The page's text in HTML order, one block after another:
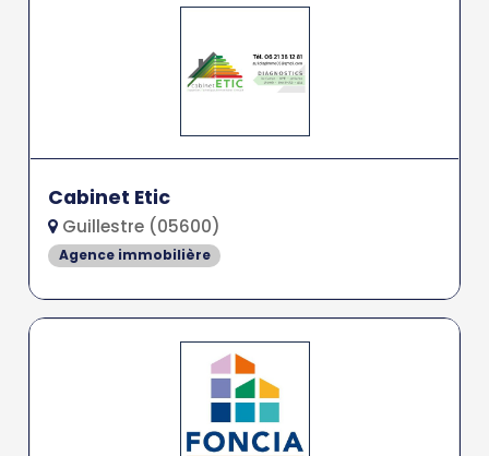
Cabinet Etic
Guillestre (05600)
Agence immobilière